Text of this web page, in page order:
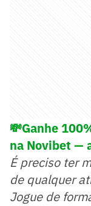
💸Ganhe
na Novibet —
É preciso ter
de qualquer
Jogue de